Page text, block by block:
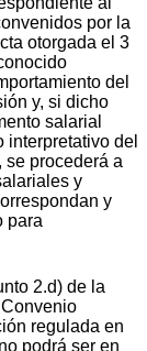
por la
otorgada el 3
del
y, si dicho
salarial
del
se procederá a
y
y
para
2.d) de la
regulada en
podrá ser en